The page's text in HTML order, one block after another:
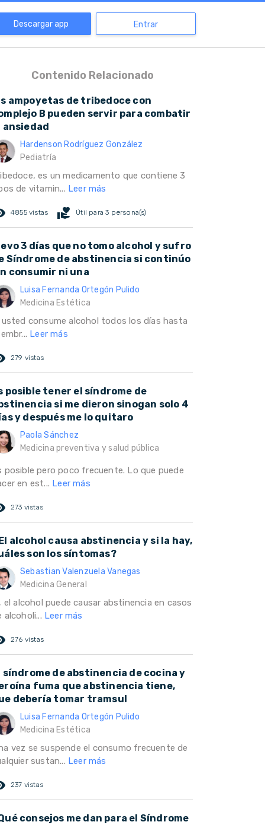
Descargar app Entrar
Contenido Relacionado
ampoyetas de tribedoce con
B pueden servir para combatir
ansiedad
Hardenson Rodríguez González
Pediatría
es un medicamento que contiene 3
de vitamin... Leer más
4855 vistas volunteer_activism Útil para 3 persona(s)
3 días que no tomo alcohol y sufro
Síndrome de abstinencia si continúo
consumir ni una
Luisa Fernanda Ortegón Pulido
Medicina Estética
usted consume alcohol todos los días hasta
Leer más
279 vistas
posible tener el síndrome de
si me dieron sinogan solo 4
y después me lo quitaro
Paola Sánchez
Medicina preventiva y salud pública
posible pero poco frecuente. Lo que puede
en est... Leer más
273 vistas
alcohol causa abstinencia y si la hay,
son los síntomas?
Sebastian Valenzuela Vanegas
Medicina General
el alcohol puede causar abstinencia en casos
alcoholi... Leer más
276 vistas
síndrome de abstinencia de cocina y
fuma que abstinencia tiene,
debería tomar tramsul
Luisa Fernanda Ortegón Pulido
Medicina Estética
vez se suspende el consumo frecuente de
sustan... Leer más
237 vistas
consejos me dan para el Síndrome